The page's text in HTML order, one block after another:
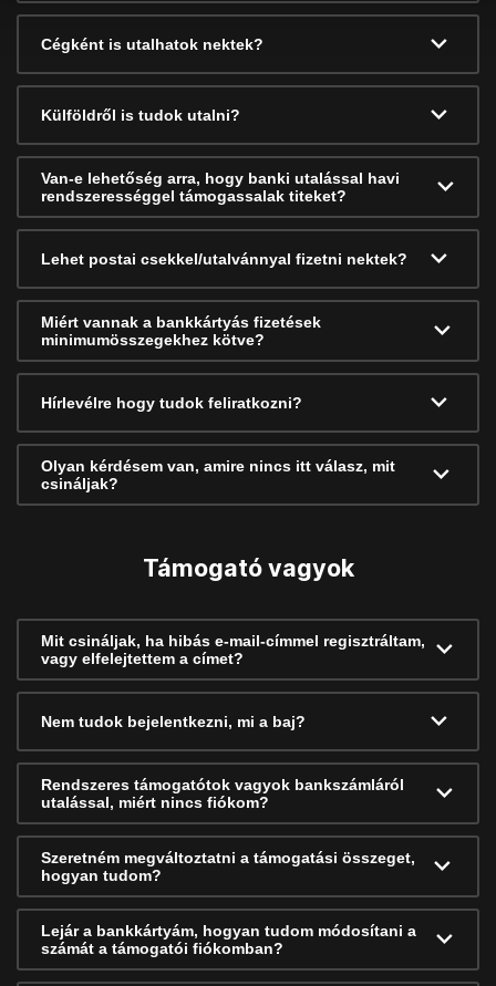
Cégként is utalhatok nektek?
Külföldről is tudok utalni?
Van-e lehetőség arra, hogy banki utalással havi
rendszerességgel támogassalak titeket?
Lehet postai csekkel/utalvánnyal fizetni nektek?
Miért vannak a bankkártyás fizetések
minimumösszegekhez kötve?
Hírlevélre hogy tudok feliratkozni?
Olyan kérdésem van, amire nincs itt válasz, mit
csináljak?
Támogató vagyok
Mit csináljak, ha hibás e-mail-címmel regisztráltam,
vagy elfelejtettem a címet?
Nem tudok bejelentkezni, mi a baj?
Rendszeres támogatótok vagyok bankszámláról
utalással, miért nincs fiókom?
Szeretném megváltoztatni a támogatási összeget,
hogyan tudom?
Lejár a bankkártyám, hogyan tudom módosítani a
számát a támogatói fiókomban?